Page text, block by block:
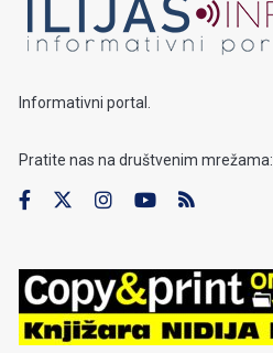
Informativni portal.
Pratite nas na društvenim mrežama: